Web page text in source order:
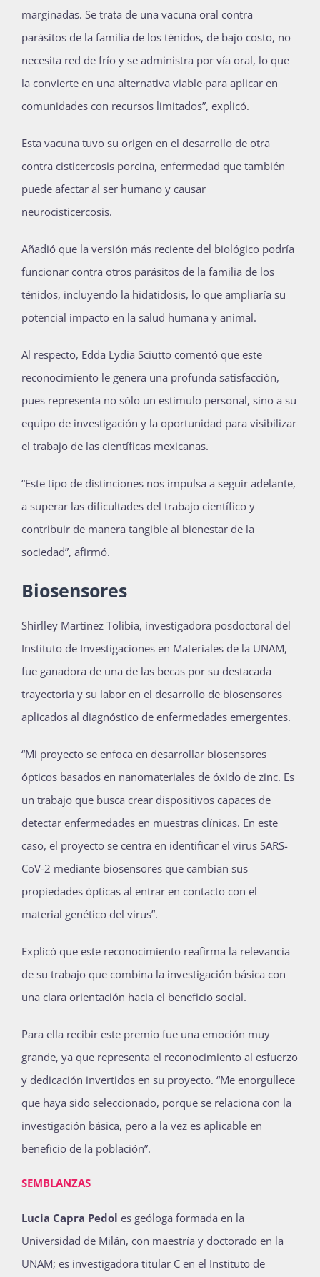
marginadas. Se trata de una vacuna oral contra
parásitos de la familia de los ténidos, de bajo costo, no
necesita red de frío y se administra por vía oral, lo que
la convierte en una alternativa viable para aplicar en
comunidades con recursos limitados”, explicó.
Esta vacuna tuvo su origen en el desarrollo de otra
contra cisticercosis porcina, enfermedad que también
puede afectar al ser humano y causar
neurocisticercosis.
Añadió que la versión más reciente del biológico podría
funcionar contra otros parásitos de la familia de los
ténidos, incluyendo la hidatidosis, lo que ampliaría su
potencial impacto en la salud humana y animal.
Al respecto, Edda Lydia Sciutto comentó que este
reconocimiento le genera una profunda satisfacción,
pues representa no sólo un estímulo personal, sino a su
equipo de investigación y la oportunidad para visibilizar
el trabajo de las científicas mexicanas.
“Este tipo de distinciones nos impulsa a seguir adelante,
a superar las dificultades del trabajo científico y
contribuir de manera tangible al bienestar de la
sociedad”, afirmó.
Biosensores
Shirlley Martínez Tolibia, investigadora posdoctoral del
Instituto de Investigaciones en Materiales de la UNAM,
fue ganadora de una de las becas por su destacada
trayectoria y su labor en el desarrollo de biosensores
aplicados al diagnóstico de enfermedades emergentes.
“Mi proyecto se enfoca en desarrollar biosensores
ópticos basados en nanomateriales de óxido de zinc. Es
un trabajo que busca crear dispositivos capaces de
detectar enfermedades en muestras clínicas. En este
caso, el proyecto se centra en identificar el virus SARS-
CoV-2 mediante biosensores que cambian sus
propiedades ópticas al entrar en contacto con el
material genético del virus”.
Explicó que este reconocimiento reafirma la relevancia
de su trabajo que combina la investigación básica con
una clara orientación hacia el beneficio social.
Para ella recibir este premio fue una emoción muy
grande, ya que representa el reconocimiento al esfuerzo
y dedicación invertidos en su proyecto. “Me enorgullece
que haya sido seleccionado, porque se relaciona con la
investigación básica, pero a la vez es aplicable en
beneficio de la población”.
SEMBLANZAS
Lucia Capra Pedol es geóloga formada en la
Universidad de Milán, con maestría y doctorado en la
UNAM; es investigadora titular C en el Instituto de